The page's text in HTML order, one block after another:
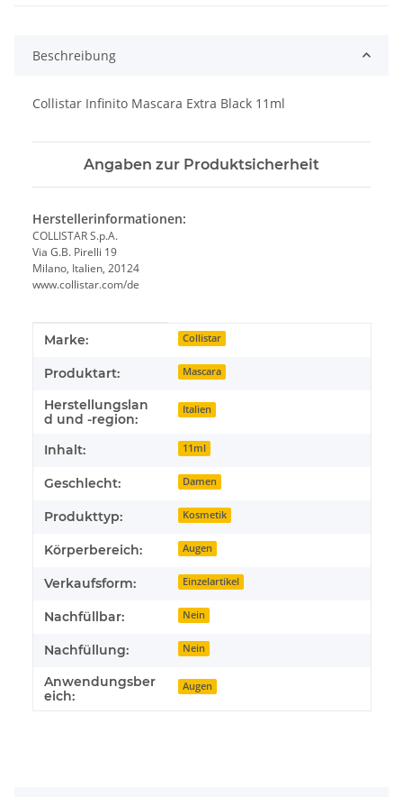
Beschreibung
Collistar Infinito Mascara Extra Black 11ml
Angaben zur Produktsicherheit
Herstellerinformationen:
COLLISTAR S.p.A.
Via G.B. Pirelli 19
Milano, Italien, 20124
www.collistar.com/de
Produkteigenschaft
Wert
Marke: Collistar
Produktart: Mascara
Herstellungslan
d und -region:
Italien
Inhalt: 11ml
Geschlecht: Damen
Produkttyp: Kosmetik
Körperbereich: Augen
Verkaufsform: Einzelartikel
Nachfüllbar: Nein
Nachfüllung: Nein
Anwendungsber
eich:
Augen